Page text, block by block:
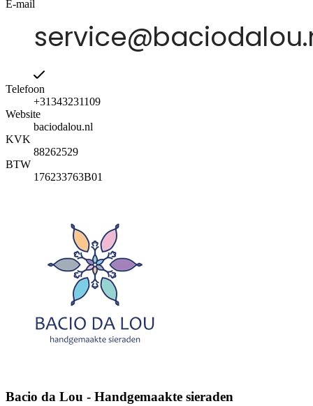
E-mail
Telefoon
+31343231109
Website
baciodalou.nl
KVK
88262529
BTW
176233763B01
Bacio da Lou - Handgemaakte sieraden